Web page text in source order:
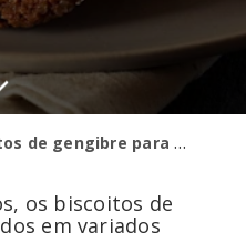
Biscoitos de gengibre para o Natal
os biscoitos de
em variados